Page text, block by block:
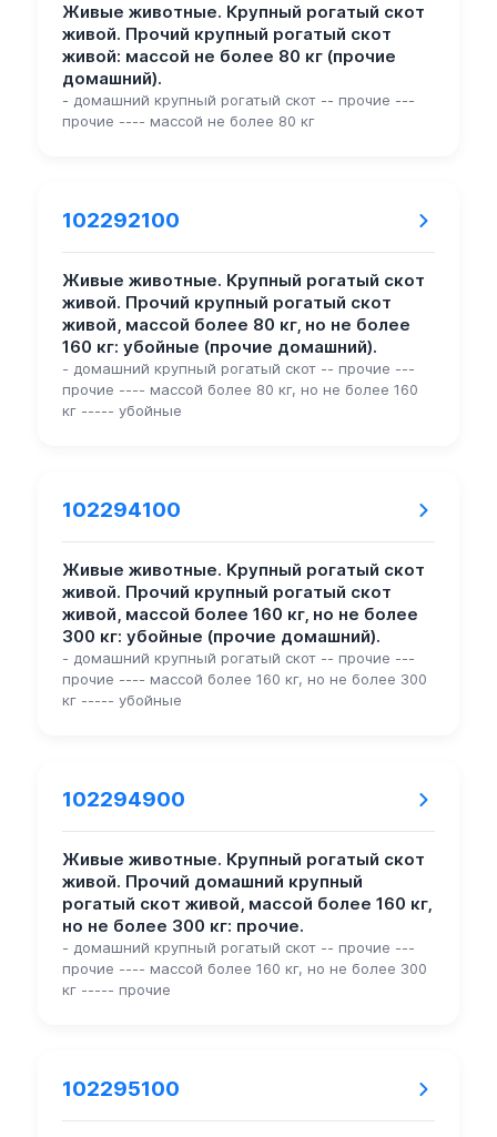
Живые животные. Крупный рогатый скот
живой. Прочий крупный рогатый скот
живой: массой не более 80 кг (прочие
домашний).
- домашний крупный рогатый скот -- прочие ---
прочие ---- массой не более 80 кг
102292100
Живые животные. Крупный рогатый скот
живой. Прочий крупный рогатый скот
живой, массой более 80 кг, но не более
160 кг: убойные (прочие домашний).
- домашний крупный рогатый скот -- прочие ---
прочие ---- массой более 80 кг, но не более 160
кг ----- убойные
102294100
Живые животные. Крупный рогатый скот
живой. Прочий крупный рогатый скот
живой, массой более 160 кг, но не более
300 кг: убойные (прочие домашний).
- домашний крупный рогатый скот -- прочие ---
прочие ---- массой более 160 кг, но не более 300
кг ----- убойные
102294900
Живые животные. Крупный рогатый скот
живой. Прочий домашний крупный
рогатый скот живой, массой более 160 кг,
но не более 300 кг: прочие.
- домашний крупный рогатый скот -- прочие ---
прочие ---- массой более 160 кг, но не более 300
кг ----- прочие
102295100